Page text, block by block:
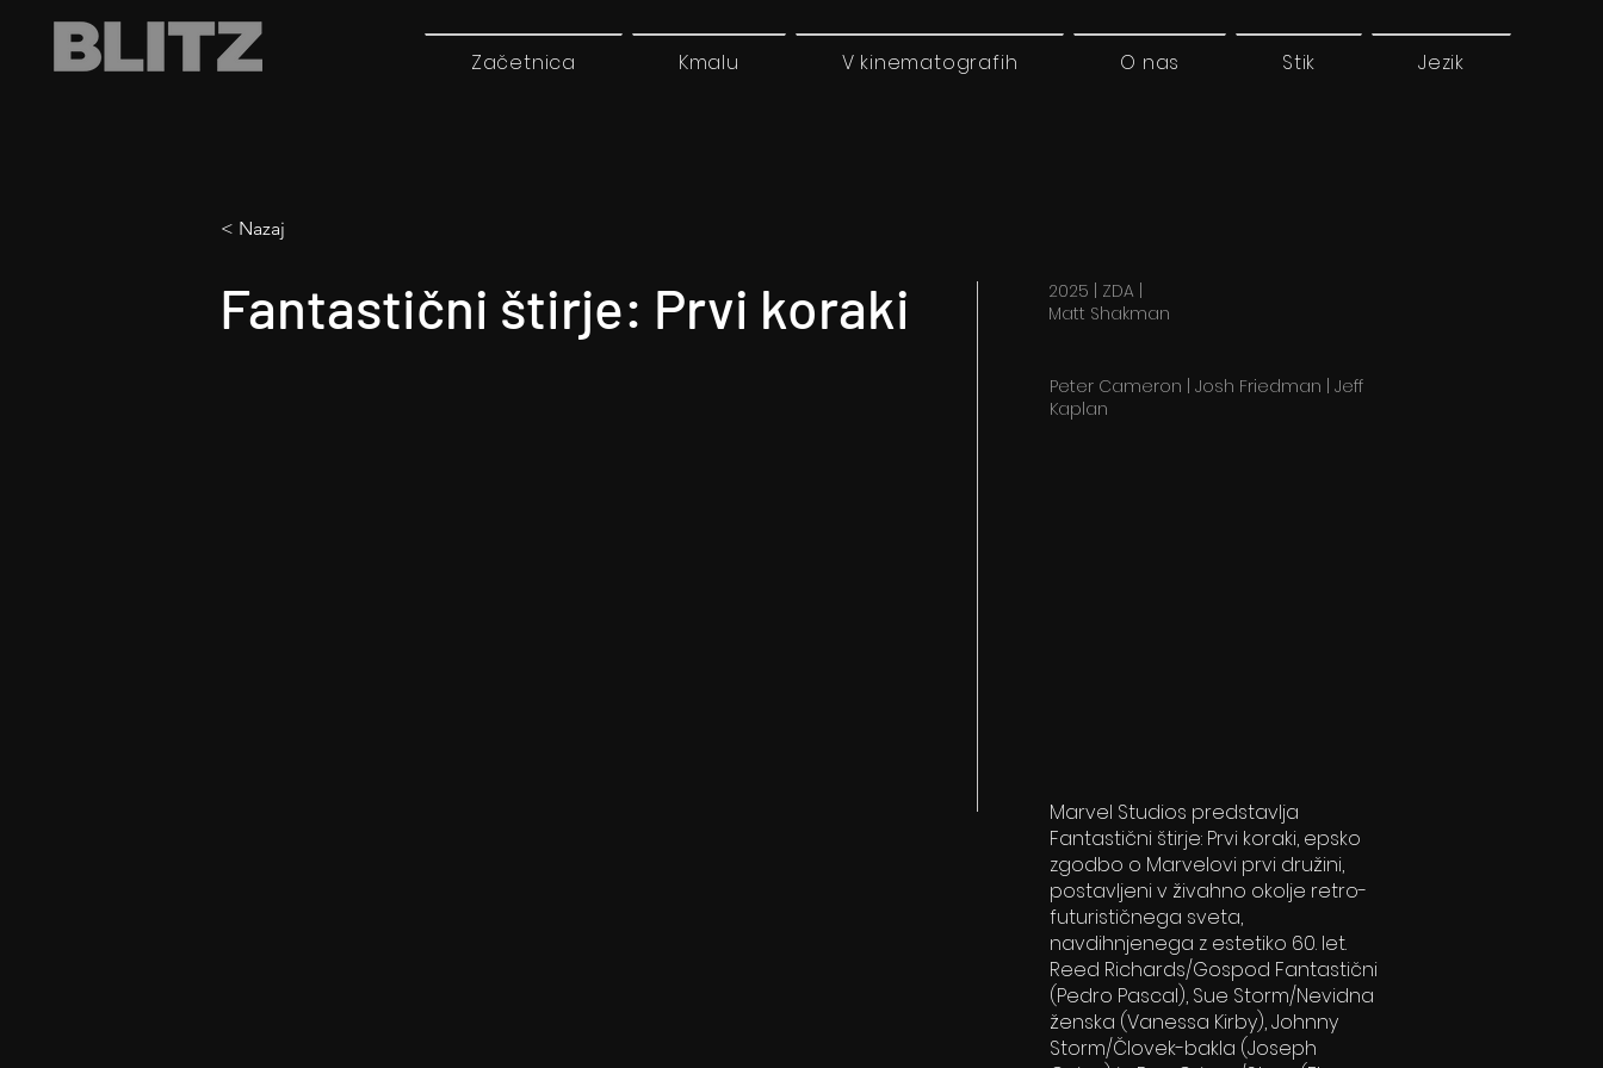
Začetnica Kmalu V kinematografih O nas Stik Jezik
< Nazaj
Fantastični štirje: Prvi koraki
2025 | ZDA |
Matt Shakman
Peter Cameron | Josh Friedman | Jeff
Kaplan
Marvel Studios predstavlja
Fantastični štirje: Prvi koraki, epsko
zgodbo o Marvelovi prvi družini,
postavljeni v živahno okolje retro-
futurističnega sveta,
navdihnjenega z estetiko 60. let.
Reed Richards/Gospod Fantastični
(Pedro Pascal), Sue Storm/Nevidna
ženska (Vanessa Kirby), Johnny
Storm/Človek-bakla (Joseph